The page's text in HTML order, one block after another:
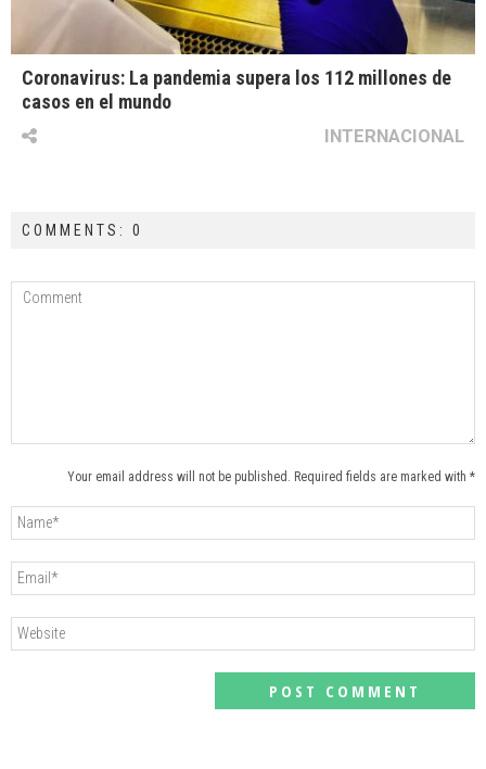
Coronavirus: La pandemia supera los 112 millones de
casos en el mundo
INTERNACIONAL
COMMENTS: 0
Your email address will not be published. Required fields are marked with *